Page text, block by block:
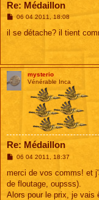
Re: Médaillon
M
s
06 04 2011, 18:08
il se détache? il tient
mysterio
Vénérable Inca
Re: Médaillon
M
s
a
g
06 04 2011, 18:37
merci de vos comms! et
de floutage, oupsss).
Alors pour le prix, je vais